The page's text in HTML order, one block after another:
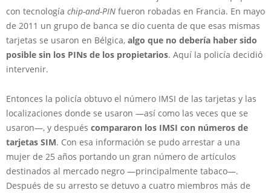
con tecnología chip-and-PIN fueron robadas en Francia. En mayo
de 2011 un grupo de banca se dio cuenta de que esas mismas
tarjetas se usaron en Bélgica, algo que no debería haber sido
posible sin los PINs de los propietarios. Aquí la policía decidió
intervenir.
Entonces la policía obtuvo el número IMSI de las tarjetas y las
localizaciones donde se usaron —así como las veces que se
usaron—, y después compararon los IMSI con números de
tarjetas SIM. Con esa información se pudo arrestar a una
mujer de 25 años portando un gran número de artículos
destinados al mercado negro —principalmente tabaco—.
Después de su arresto se detuvo a cuatro miembros más de